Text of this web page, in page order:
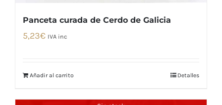
Panceta curada de Cerdo de Galicia
5,23€ IVA inc
Añadir al carrito Detalles